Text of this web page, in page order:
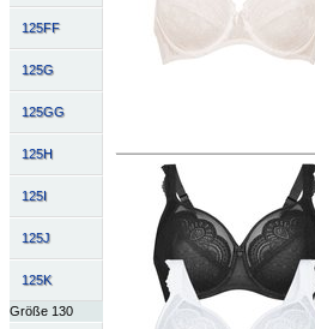
125FF
125G
125GG
125H
125I
125J
125K
Größe 130